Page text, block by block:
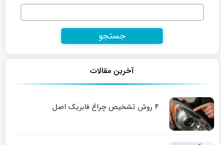
جستجو
آخرین مقالات
۴ روش تشخیص چراغ فابریک اصل